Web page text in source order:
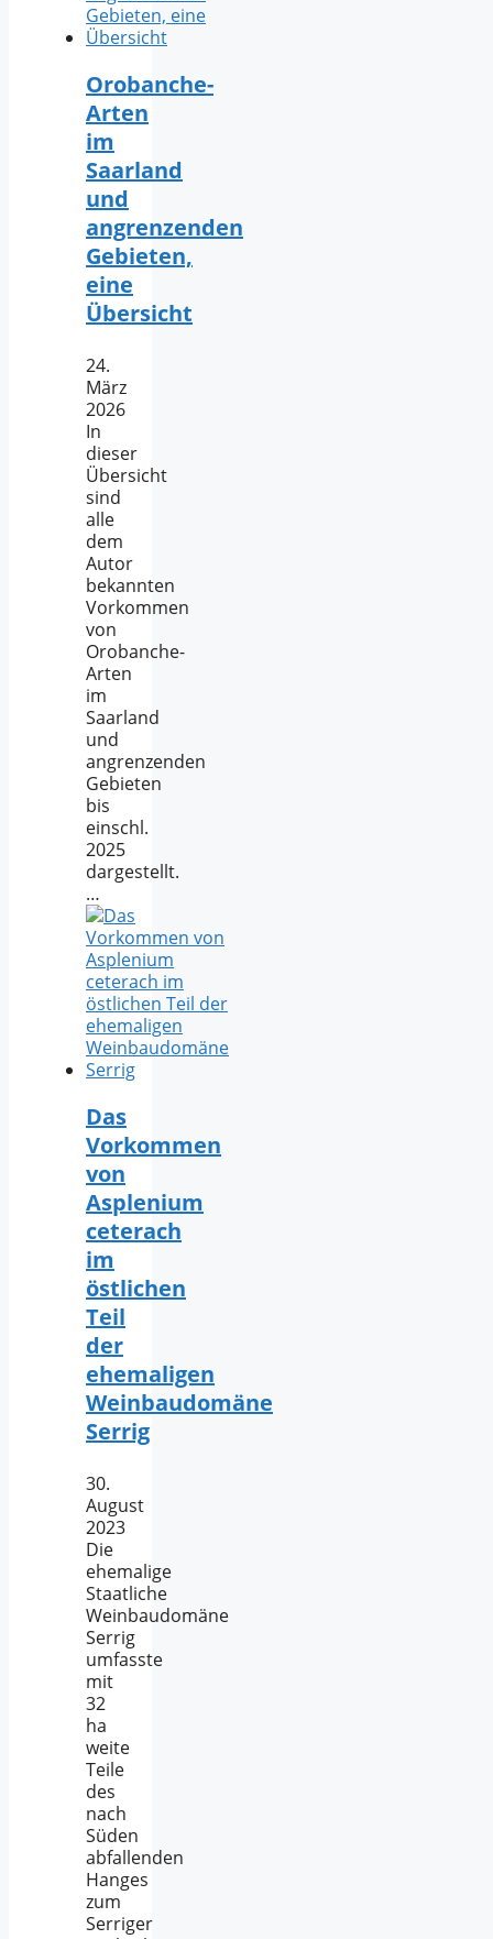
Orobanche-
Arten
im
Saarland
und
angrenzenden
Gebieten,
eine
Übersicht
24.
März
2026
In
dieser
Übersicht
sind
alle
dem
Autor
bekannten
Vorkommen
von
Orobanche-
Arten
im
Saarland
und
angrenzenden
Gebieten
bis
einschl.
2025
dargestellt.
…
Das
Vorkommen
von
Asplenium
ceterach
im
östlichen
Teil
der
ehemaligen
Weinbaudomäne
Serrig
30.
August
2023
Die
ehemalige
Staatliche
Weinbaudomäne
Serrig
umfasste
mit
32
ha
weite
Teile
des
nach
Süden
abfallenden
Hanges
zum
Serriger